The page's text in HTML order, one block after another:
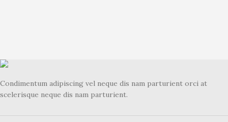
Condimentum adipiscing vel neque dis nam parturient orci at
scelerisque neque dis nam parturient.